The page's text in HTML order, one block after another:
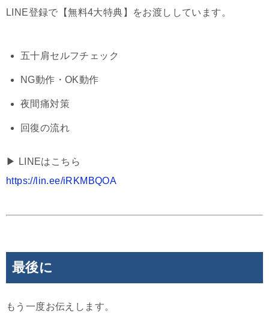
LINE登録で【無料4大特典】をお渡ししています。
五十肩セルフチェック
NG動作・OK動作
夜間痛対策
回復の流れ
▶︎ LINEはこちら
https://lin.ee/iRKMBQOA
最後に
もう一度お伝えします。